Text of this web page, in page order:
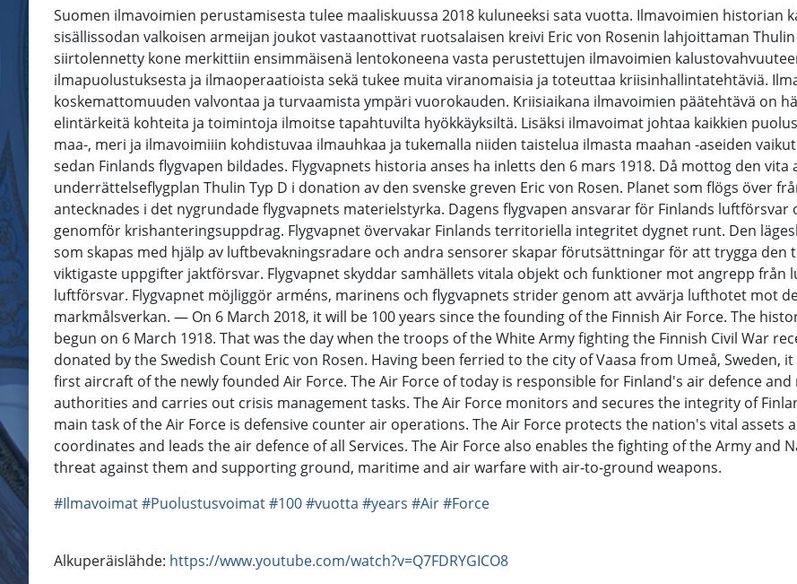
Suomen ilmavoimien perustamisesta tulee maaliskuussa 2018 kuluneeksi sata vuotta. Ilmavoimien historian
sisällissodan valkoisen armeijan joukot vastaanottivat ruotsalaisen kreivi Eric von Rosenin lahjoittaman
siirtolennetty kone merkittiin ensimmäisenä lentokoneena vasta perustettujen ilmavoimien
ilmapuolustuksesta ja ilmaoperaatioista sekä tukee muita viranomaisia ja toteuttaa kriisinhallintatehtäviä.
koskemattomuuden valvontaa ja turvaamista ympäri vuorokauden. Kriisiaikana ilmavoimien päätehtävä on
elintärkeitä kohteita ja toimintoja ilmoitse tapahtuvilta hyökkäyksiltä. Lisäksi ilmavoimat johtaa kaikkien
maa-, meri ja ilmavoimiiin kohdistuvaa ilmauhkaa ja tukemalla niiden taistelua ilmasta maahan -aseiden
sedan Finlands flygvapen bildades. Flygvapnets historia anses ha inletts den 6 mars 1918. Då mottog den
underrättelseflygplan Thulin Typ D i donation av den svenske greven Eric von Rosen. Planet som flögs över
antecknades i det nygrundade flygvapnets materielstyrka. Dagens flygvapen ansvarar för Finlands
genomför krishanteringsuppdrag. Flygvapnet övervakar Finlands territoriella integritet dygnet runt. Den
som skapas med hjälp av luftbevakningsradare och andra sensorer skapar förutsättningar för att trygga
viktigaste uppgifter jaktförsvar. Flygvapnet skyddar samhällets vitala objekt och funktioner mot angrepp från
luftförsvar. Flygvapnet möjliggör arméns, marinens och flygvapnets strider genom att avvärja lufthotet mot
markmålsverkan. — On 6 March 2018, it will be 100 years since the founding of the Finnish Air Force. The
begun on 6 March 1918. That was the day when the troops of the White Army fighting the Finnish Civil War
donated by the Swedish Count Eric von Rosen. Having been ferried to the city of Vaasa from Umeå, Sweden,
first aircraft of the newly founded Air Force. The Air Force of today is responsible for Finland's air defence
authorities and carries out crisis management tasks. The Air Force monitors and secures the integrity of
main task of the Air Force is defensive counter air operations. The Air Force protects the nation's vital
coordinates and leads the air defence of all Services. The Air Force also enables the fighting of the Army and
threat against them and supporting ground, maritime and air warfare with air-to-ground weapons.
#Ilmavoimat#Puolustusvoimat#100#vuotta #years #Air#Force
Alkuperäislähde: https://www.youtube.com/watch?v=Q7FDRYGICO8